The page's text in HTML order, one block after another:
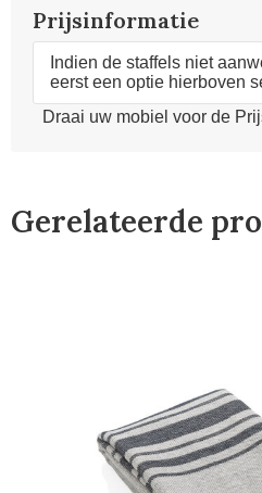
Prijsinformatie
Indien de staffels niet
eerst een optie hierboven
Draai uw mobiel voor de
Gerelateerde